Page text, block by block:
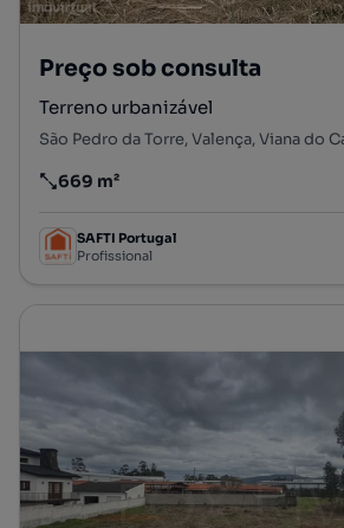
Preço sob consulta
Terreno urbanizável
São Pedro da Torre, Valença, Viana do
Preço por metro quadrado
669 m²
SAFTI Portugal
Profissional